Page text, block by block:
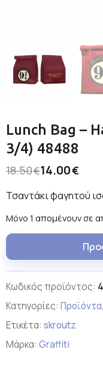
Lunch Bag –
3/4) 48488
18.50€14.00€
Τσαντάκι φαγητού
Μόνο 1 απομένουν σε
Κωδικός προϊόντος:
Κατηγορίες: Προϊόντα,
Ετικέτα: skroutz
Μάρκα: Graffiti